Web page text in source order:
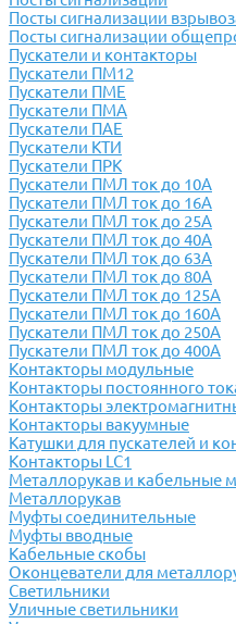
Посты сигнализации
Посты сигнализации
Пускатели и контакторы
Пускатели ПМ12
Пускатели ПМЕ
Пускатели ПМА
Пускатели ПАЕ
Пускатели КТИ
Пускатели ПРК
Пускатели ПМЛ ток до 10А
Пускатели ПМЛ ток до 16А
Пускатели ПМЛ ток до 25А
Пускатели ПМЛ ток до 40А
Пускатели ПМЛ ток до 63А
Пускатели ПМЛ ток до 80А
Пускатели ПМЛ ток до 125А
Пускатели ПМЛ ток до 160А
Пускатели ПМЛ ток до 250А
Пускатели ПМЛ ток до 400А
Контакторы модульные
Контакторы постоянного
Контакторы
Контакторы вакуумные
Катушки для пускателей и
Контакторы LC1
Металлорукав и кабельные
Металлорукав
Муфты соединительные
Муфты вводные
Кабельные скобы
Оконцеватели для
Светильники
Уличные светильники